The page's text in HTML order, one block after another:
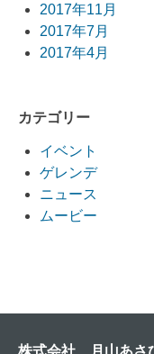
2017年11月
2017年7月
2017年4月
カテゴリー
イベント
ゲレンデ
ニュース
ムービー